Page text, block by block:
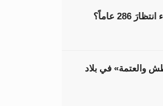
286 عاماً؟
والعتمة» في بلاد